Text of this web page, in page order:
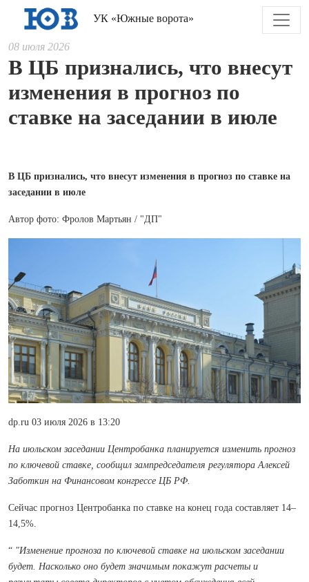
УК «Южные ворота»
08 июля 2026
В ЦБ признались, что внесут
изменения в прогноз по
ставке на заседании в июле
В ЦБ признались, что внесут изменения в прогноз по ставке на
заседании в июле
Автор фото: Фролов Мартьян / "ДП"
dp.ru 03 июля 2026 в 13:20
На июльском заседании Центробанка планируется изменить прогноз
по ключевой ставке, сообщил зампредседателя регулятора Алексей
Заботкин на Финансовом конгрессе ЦБ РФ.
Сейчас прогноз Центробанка по ставке на конец года составляет 14–
14,5%.
“ "Изменение прогноза по ключевой ставке на июльском заседании
будет. Насколько оно будет значимым покажут расчеты и